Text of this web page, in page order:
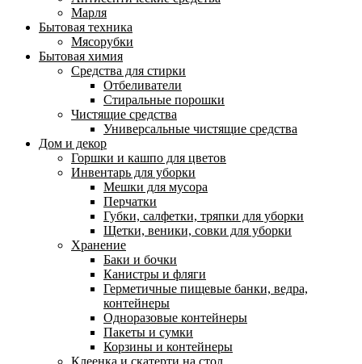
Марля
Бытовая техника
Мясорубки
Бытовая химия
Средства для стирки
Отбеливатели
Стиральные порошки
Чистящие средства
Универсальные чистящие средства
Дом и декор
Горшки и кашпо для цветов
Инвентарь для уборки
Мешки для мусора
Перчатки
Губки, салфетки, тряпки для уборки
Щетки, веники, совки для уборки
Хранение
Баки и бочки
Канистры и фляги
Герметичные пищевые банки, ведра,
контейнеры
Одноразовые контейнеры
Пакеты и сумки
Корзины и контейнеры
Клеенка и скатерти на стол